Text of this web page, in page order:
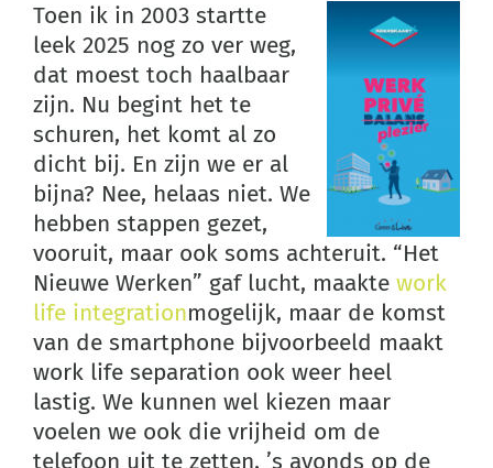
Toen ik in 2003 startte
leek 2025 nog zo ver weg,
dat moest toch haalbaar
zijn. Nu begint het te
schuren, het komt al zo
dicht bij. En zijn we er al
bijna? Nee, helaas niet. We
hebben stappen gezet,
vooruit, maar ook soms achteruit. “Het
Nieuwe Werken” gaf lucht, maakte work
life integrationmogelijk, maar de komst
van de smartphone bijvoorbeeld maakt
work life separation ook weer heel
lastig. We kunnen wel kiezen maar
voelen we ook die vrijheid om de
telefoon uit te zetten, ’s avonds op de